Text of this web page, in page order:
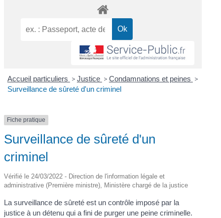
Accueil particuliers > Justice > Condamnations et peines >
Surveillance de sûreté d'un criminel
Fiche pratique
Surveillance de sûreté d'un
criminel
Vérifié le 24/03/2022 - Direction de l'information légale et
administrative (Première ministre), Ministère chargé de la justice
La surveillance de sûreté est un contrôle imposé par la
justice à un détenu qui a fini de purger une peine criminelle.